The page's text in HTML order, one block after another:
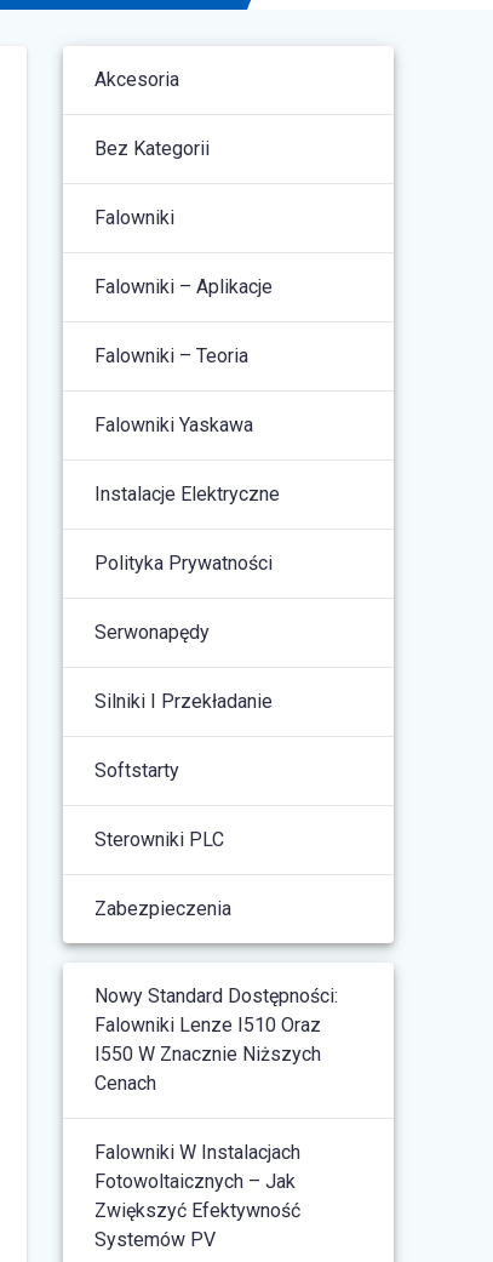
Akcesoria
Bez Kategorii
Falowniki
Falowniki – Aplikacje
Falowniki – Teoria
Falowniki Yaskawa
Instalacje Elektryczne
Polityka Prywatności
Serwonapędy
Silniki I Przekładanie
Softstarty
Sterowniki PLC
Zabezpieczenia
Nowy Standard Dostępności:
Falowniki Lenze I510 Oraz
I550 W Znacznie Niższych
Cenach
Falowniki W Instalacjach
Fotowoltaicznych – Jak
Zwiększyć Efektywność
Systemów PV